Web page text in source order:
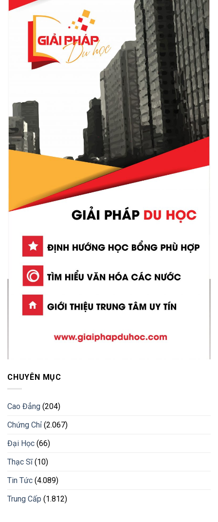
CHUYÊN MỤC
Cao Đẳng (204)
Chứng Chỉ (2.067)
Đại Học (66)
Thạc Sĩ(10)
Tin Tức (4.089)
Trung Cấp (1.812)